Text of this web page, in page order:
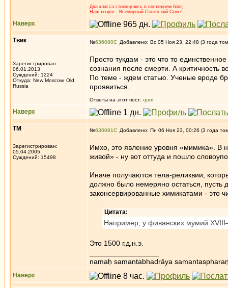
Два класса столкнулись в последнем бою;
Наш лозунг - Всемирный Советский Союз!
Наверх
Твик
Зарегистрирован:
06.01.2013
Суждений: 1224
Откуда: New Moscow, Old
Russia
№636080 Добавлено: Вс 05 Ноя 23, 22:48 (3 года
Просто тукдам - это что то
сознания после смерти. А критичность
По теме - ждем статью. Ученые вроде
проявиться.
Ответы на этот пост: quot
Наверх
ТМ
Зарегистрирован:
05.04.2005
Суждений: 15498
№636081 Добавлено: Пн 06 Ноя 23, 00:26 (3 года
Имхо, это явление уровня «мимика». В
живой» - ну вот оттуда и пошло
Иначе получаются тела-реликвии,
должно было немеряно остаться,
законсервированные химикатами - это
Цитата:
Например, у фиванских мумий
Это 1500 г.д.н.э.
namaḥ samantabhadrāya
Наверх